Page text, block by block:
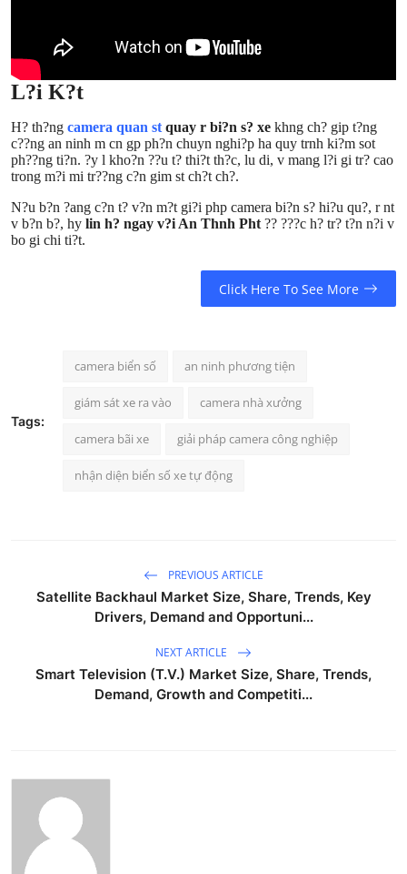
L?i K?t
H? th?ng camera quan st quay r bi?n s? xe khng ch? gip t?ng
c??ng an ninh m cn gp ph?n chuyn nghi?p ha quy trnh ki?m sot
ph??ng ti?n. ?y l kho?n ??u t? thi?t th?c, lu di, v mang l?i gi tr? cao
trong m?i mi tr??ng c?n gim st ch?t ch?.
N?u b?n ?ang c?n t? v?n m?t gi?i php camera bi?n s? hi?u qu?, r nt
v b?n b?, hy lin h? ngay v?i An Thnh Pht ?? ???c h? tr? t?n n?i v
bo gi chi ti?t.
Click Here To See More
Tags:
camera biển số an ninh phương tiện
giám sát xe ra vào camera nhà xưởng
camera bãi xe giải pháp camera công nghiệp
nhận diện biển số xe tự động
PREVIOUS ARTICLE
Satellite Backhaul Market Size, Share, Trends, Key
Drivers, Demand and Opportuni...
NEXT ARTICLE
Smart Television (T.V.) Market Size, Share, Trends,
Demand, Growth and Competiti...